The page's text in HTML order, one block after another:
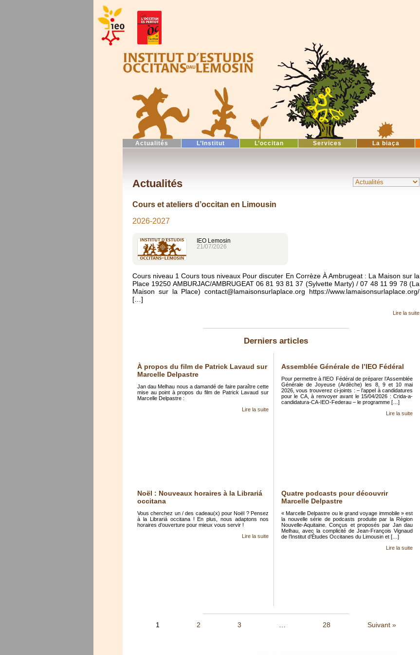
Actualités L’Institut L’occitan Services La biaça
Actualités
Cours et ateliers d’occitan en Limousin
2026-2027
IEO Lemosin
21/07/2026
Cours niveau 1 Cours tous niveaux Pour discuter En Corrèze À Ambrugeat : La Maison sur la
Place 19250 AMBURJAC/AMBRUGEAT 06 81 93 81 37 (Sylvette Marty) / 07 48 11 99 78 (La
Maison sur la Place) contact@lamaisonsurlaplace.org https://www.lamaisonsurlaplace.org/
[…]
Lire la suite
Derniers articles
À propos du film de Patrick Lavaud sur
Marcelle Delpastre
Jan dau Melhau nous a damandé de faire paraître cette
mise au point à propos du film de Patrick Lavaud sur
Marcelle Delpastre :
Lire la suite
Assemblée Générale de l’IEO Fédéral
Pour permettre à l’IEO Fédéral de préparer l’Assemblée
Générale de Joyeuse (Ardèche) les 8, 9 et 10 mai
2026, vous trouverez ci-joints : – l’appel à candidatures
pour le CA, à renvoyer avant le 15/04/2026 : Crida-a-
candidatura-CA-IEO-Federau – le programme […]
Lire la suite
Noël : Nouveaux horaires à la Librariá
occitana
Vous cherchez un / des cadeau(x) pour Noël ? Pensez
à la Librariá occitana ! En plus, nous adaptons nos
horaires d’ouverture pour mieux vous servir !
Lire la suite
Quatre podcasts pour découvrir
Marcelle Delpastre
« Marcelle Delpastre ou le grand voyage immobile » est
la nouvelle série de podcasts produite par la Région
Nouvelle-Aquitaine. Conçus et proposés par Jan dau
Melhau, avec la complicité de Jean-François Vignaud
de l’Institut d’Études Occitanes du Limousin et […]
Lire la suite
1 2 3 … 28 Suivant »